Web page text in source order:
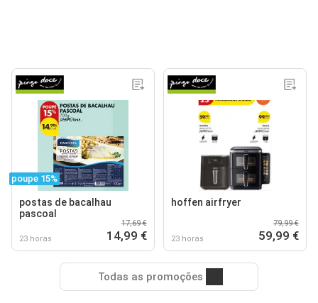
poupe 15%
postas de bacalhau
pascoal
23 horas
17,69 €
14,99 €
hoffen airfryer
23 horas
79,99 €
59,99 €
Todas as promoções